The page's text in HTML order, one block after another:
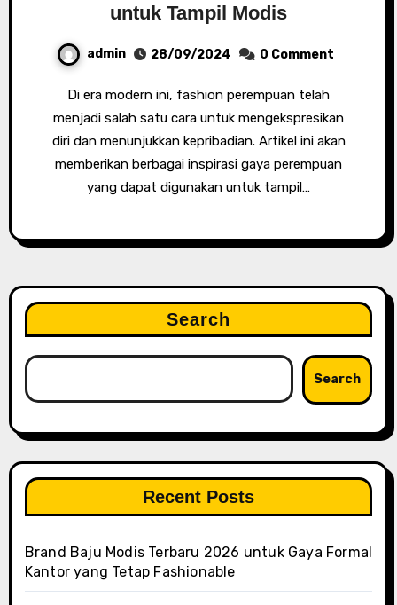
untuk Tampil Modis
admin 28/09/2024 0 Comment
Di era modern ini, fashion perempuan telah
menjadi salah satu cara untuk mengekspresikan
diri dan menunjukkan kepribadian. Artikel ini akan
memberikan berbagai inspirasi gaya perempuan
yang dapat digunakan untuk tampil…
Search
Search
Recent Posts
Brand Baju Modis Terbaru 2026 untuk Gaya Formal
Kantor yang Tetap Fashionable